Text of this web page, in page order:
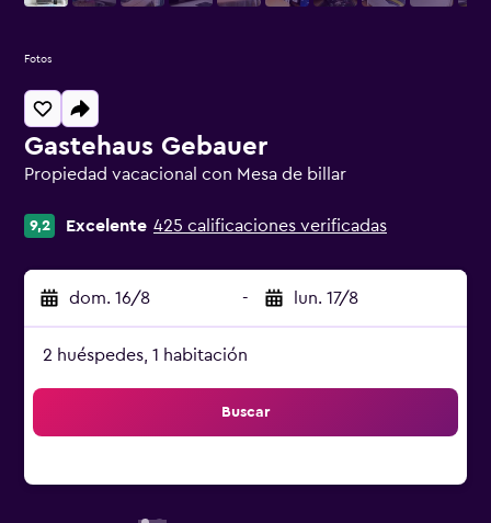
Gastehaus Gebauer
Propiedad vacacional con Mesa de billar
9,2 Excelente 425 calificaciones verificadas
dom. 16/8 - lun. 17/8
2 huéspedes, 1 habitación
Buscar
Fotos